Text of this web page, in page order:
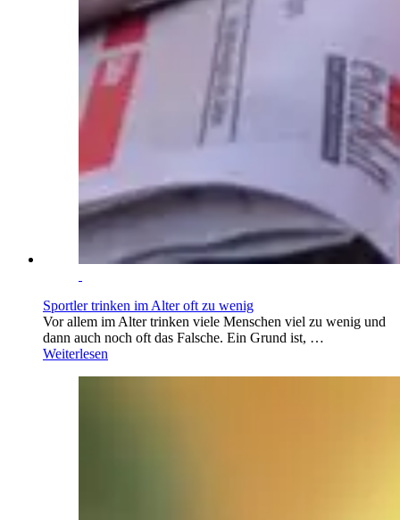
Sportler trinken im Alter oft zu wenig
Vor allem im Alter trinken viele Menschen viel zu wenig und
dann auch noch oft das Falsche. Ein Grund ist, …
Weiterlesen